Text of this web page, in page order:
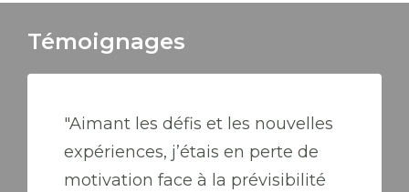
Témoignages
"Aimant les défis et les nouvelles
expériences, j’étais en perte de
motivation face à la prévisibilité